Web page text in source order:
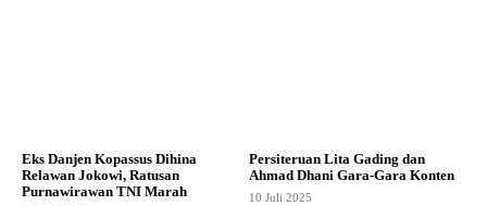
Eks Danjen Kopassus Dihina
Relawan Jokowi, Ratusan
Purnawirawan TNI Marah
Persiteruan Lita Gading dan
Ahmad Dhani Gara-Gara Konten
10 Juli 2025